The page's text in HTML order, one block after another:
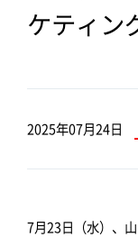
ケティン
2025年07月24日
7月23日（水）、